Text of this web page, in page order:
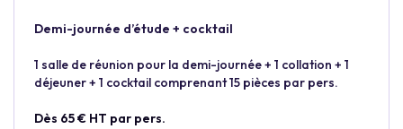
Demi-journée d’étude + cocktail
1 salle de réunion pour la demi-journée + 1 collation + 1
déjeuner + 1 cocktail comprenant 15 pièces par pers.
Dès 65 € HT par pers.